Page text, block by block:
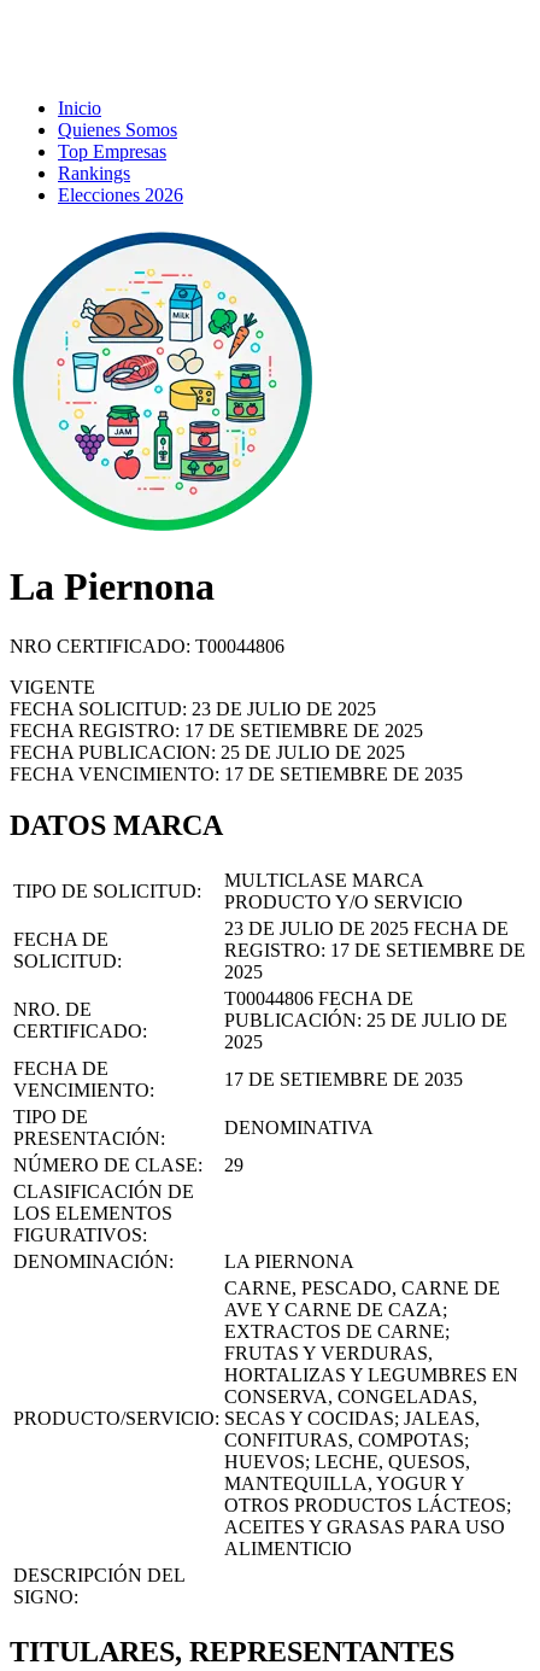
Inicio
Quienes Somos
Top Empresas
Rankings
Elecciones 2026
La Piernona
NRO CERTIFICADO: T00044806
VIGENTE
FECHA SOLICITUD: 23 DE JULIO DE 2025
FECHA REGISTRO: 17 DE SETIEMBRE DE 2025
FECHA PUBLICACION: 25 DE JULIO DE 2025
FECHA VENCIMIENTO: 17 DE SETIEMBRE DE 2035
DATOS MARCA
TIPO DE SOLICITUD:
MULTICLASE MARCA
PRODUCTO Y/O SERVICIO
FECHA DE
SOLICITUD:
23 DE JULIO DE 2025 FECHA DE
REGISTRO: 17 DE SETIEMBRE DE
2025
NRO. DE
CERTIFICADO:
T00044806 FECHA DE
PUBLICACIÓN: 25 DE JULIO DE
2025
FECHA DE
VENCIMIENTO:
17 DE SETIEMBRE DE 2035
TIPO DE
PRESENTACIÓN:
DENOMINATIVA
NÚMERO DE CLASE:
29
CLASIFICACIÓN DE
LOS ELEMENTOS
FIGURATIVOS:
DENOMINACIÓN:
LA PIERNONA
PRODUCTO/SERVICIO:
CARNE, PESCADO, CARNE DE
AVE Y CARNE DE CAZA;
EXTRACTOS DE CARNE;
FRUTAS Y VERDURAS,
HORTALIZAS Y LEGUMBRES EN
CONSERVA, CONGELADAS,
SECAS Y COCIDAS; JALEAS,
CONFITURAS, COMPOTAS;
HUEVOS; LECHE, QUESOS,
MANTEQUILLA, YOGUR Y
OTROS PRODUCTOS LÁCTEOS;
ACEITES Y GRASAS PARA USO
ALIMENTICIO
DESCRIPCIÓN DEL
SIGNO:
TITULARES, REPRESENTANTES